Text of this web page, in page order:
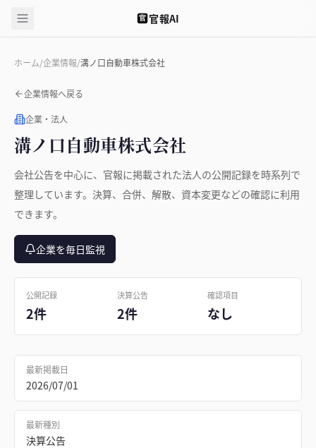
官 官報AI
ホーム/企業情報/溝ノ口自動車株式会社
企業情報へ戻る
企業・法人
溝ノ口自動車株式会社
会社公告を中心に、官報に掲載された法人の公開記録を時系列で
整理しています。決算、合併、解散、資本変更などの確認に利用
できます。
企業を毎日監視
公開記録
2件
決算公告
2件
確認項目
なし
最新掲載日
2026/07/01
最新種別
決算公告